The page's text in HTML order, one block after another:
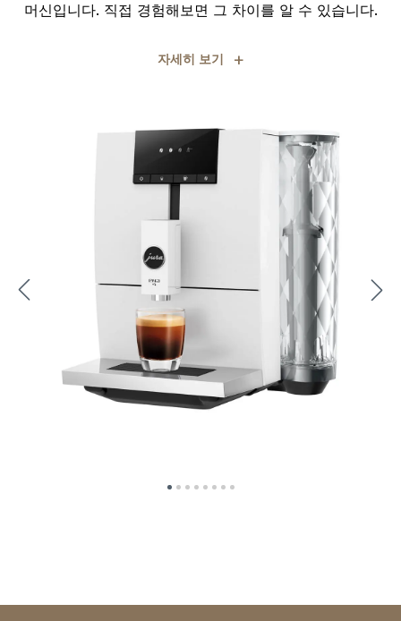
머신입니다. 직접 경험해보면 그 차이를 알 수 있습니다.
자세히 보기 +